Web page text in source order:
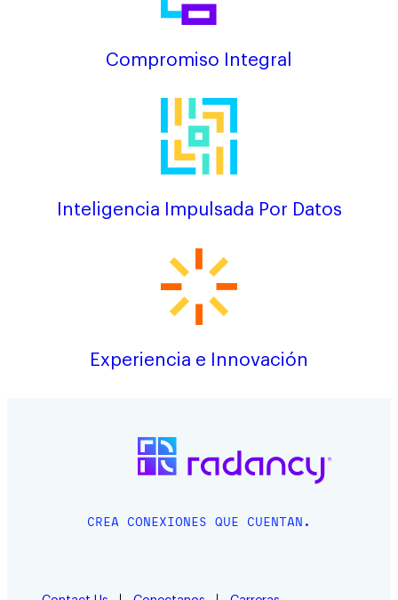
Compromiso Integral
Inteligencia Impulsada Por Datos
Experiencia e Innovación
CREA CONEXIONES QUE CUENTAN.